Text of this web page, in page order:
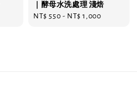
｜酵母水洗處理 淺焙
Regular
NT$ 550 - NT$ 1,000